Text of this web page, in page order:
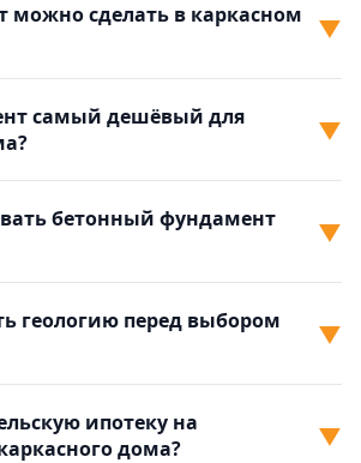
можно сделать в каркасном
▼
самый дешёвый для
▼
бетонный фундамент
▼
геологию перед выбором
▼
ипотеку на
дома?
▼